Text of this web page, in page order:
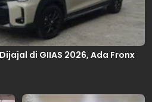
di GIIAS 2026, Ada Fronx